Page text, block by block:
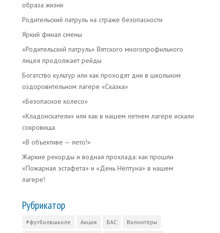
образа жизни
Родительский патруль на страже безопасности
Яркий финал смены
«Родительский патруль» Вятского многопрофильного
лицея продолжает рейды
Богатство культур или как проходят дни в школьном
оздоровительном лагере «Сказка»
«Безопасное колесо»
«Кладоискатели» или как в нашем летнем лагере искали
сокровища.
«В объективе — лето!»
Жаркие рекорды и водная прохлада: как прошли
«Пожарная эстафета» и «День Нептуна» в нашем
лагере!
Рубрикатор
#футболвшколе Акция БАС Волонтёры